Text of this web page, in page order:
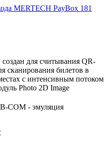
MERTECH PayBox 181
для считывания QR-
сканирования билетов в
с интенсивным потоком
Photo 2D Image
COM - эмуляция